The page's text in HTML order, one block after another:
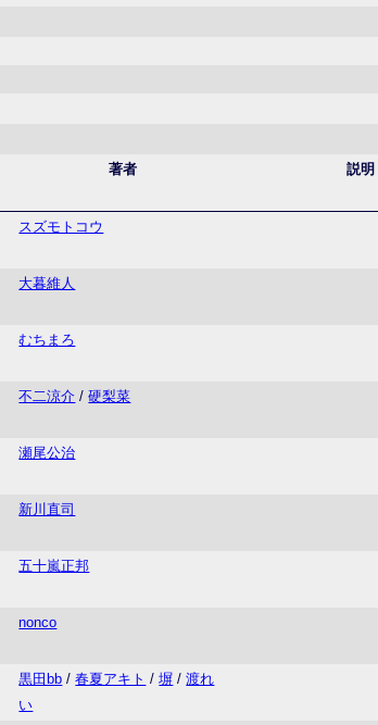
著者 説明
スズモトコウ
大暮維人
むちまろ
不二涼介 /硬梨菜
瀬尾公治
新川直司
五十嵐正邦
nonco
黒田bb /春夏アキト /塀 /渡れ
い